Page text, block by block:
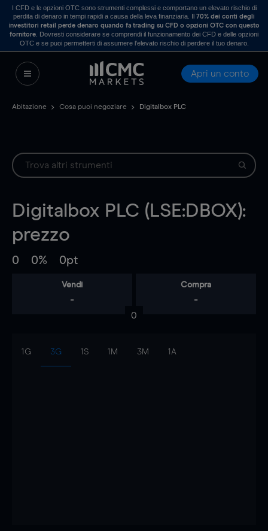
I CFD e le opzioni OTC sono strumenti complessi e comportano un elevato rischio di
perdita di denaro in tempi rapidi a causa della leva finanziaria. Il70% dei conti degli
investitori retail perde denaro quando fa trading su CFD o opzioni OTC con questo
fornitore . Dovresti considerare se comprendi il funzionamento dei CFD e delle opzioni
OTC e se puoi permetterti di assumere l’elevato rischio di perdere il tuo denaro.
Apri un conto
Abitazione Cosa puoi negoziare Digitalbox PLC
Digitalbox PLC (LSE:DBOX):
prezzo
0 0% 0pt
Vendi
-
Compra
-
0
1G 3G 1S 1M 3M 1A